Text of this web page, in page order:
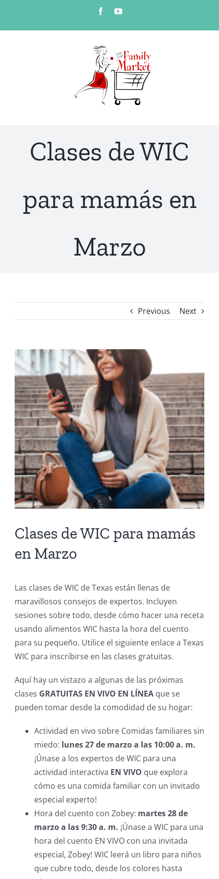
content
FacebookYouTube
Clases de WIC
para mamás en
Marzo
Previous Next
View
Larger
Image
Clases de WIC para mamás
en Marzo
Las clases de WIC de Texas están llenas de
maravillosos consejos de expertos. Incluyen
sesiones sobre todo, desde cómo hacer una receta
usando alimentos WIC hasta la hora del cuento
para su pequeño. Utilice el siguiente enlace a Texas
WIC para inscribirse en las clases gratuitas.
Aquí hay un vistazo a algunas de las próximas
clases GRATUITAS EN VIVO EN LÍNEA que se
pueden tomar desde la comodidad de su hogar:
Actividad en vivo sobre Comidas familiares sin
miedo: lunes 27 de marzo a las 10:00 a. m.
¡Únase a los expertos de WIC para una
actividad interactiva EN VIVO que explora
cómo es una comida familiar con un invitado
especial experto!
Hora del cuento con Zobey: martes 28 de
marzo a las 9:30 a. m. ¡Únase a WIC para una
hora del cuento EN VIVO con una invitada
especial, Zobey! WIC leerá un libro para niños
que cubre todo, desde los colores hasta